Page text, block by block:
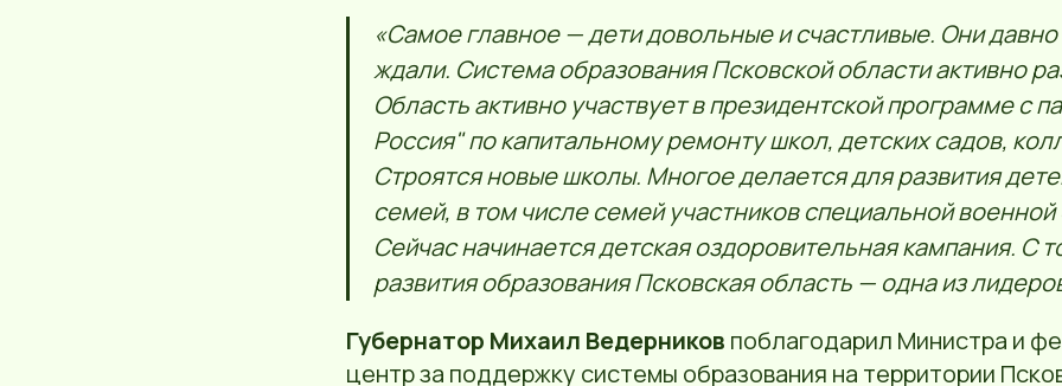
«Самое главное — дети довольные и счастливые. Они
ждали. Система образования Псковской области активно
Область активно участвует в президентской программе с
Россия" по капитальному ремонту школ, детских садов,
Строятся новые школы. Многое делается для развития
семей, в том числе семей участников специальной
Сейчас начинается детская оздоровительная кампания. С
развития образования Псковская область — одна из
Губернатор Михаил Ведерников поблагодарил Министра и
центр за поддержку системы образования на территории